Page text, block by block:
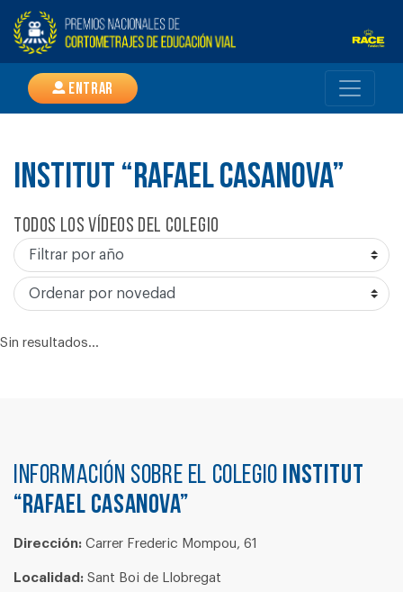
Entrar
INSTITUT “RAFAEL CASANOVA”
Todos los vídeos del colegio
Sin resultados...
Información sobre el colegio INSTITUT
“RAFAEL CASANOVA”
Dirección: Carrer Frederic Mompou, 61
Localidad: Sant Boi de Llobregat